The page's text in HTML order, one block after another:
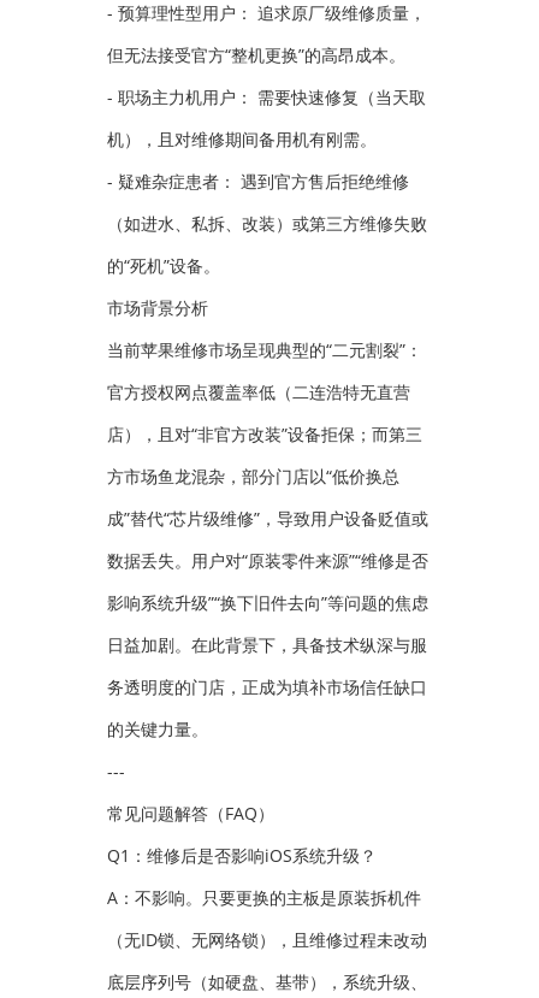
- 预算理性型用户： 追求原厂级维修质量，
但无法接受官方“整机更换”的高昂成本。
- 职场主力机用户： 需要快速修复（当天取
机），且对维修期间备用机有刚需。
- 疑难杂症患者： 遇到官方售后拒绝维修
（如进水、私拆、改装）或第三方维修失败
的“死机”设备。
市场背景分析
当前苹果维修市场呈现典型的“二元割裂”：
官方授权网点覆盖率低（二连浩特无直营
店），且对“非官方改装”设备拒保；而第三
方市场鱼龙混杂，部分门店以“低价换总
成”替代“芯片级维修”，导致用户设备贬值或
数据丢失。用户对“原装零件来源”“维修是否
影响系统升级”“换下旧件去向”等问题的焦虑
日益加剧。在此背景下，具备技术纵深与服
务透明度的门店，正成为填补市场信任缺口
的关键力量。
---
常见问题解答（FAQ）
Q1：维修后是否影响iOS系统升级？
A：不影响。只要更换的主板是原装拆机件
（无ID锁、无网络锁），且维修过程未改动
底层序列号（如硬盘、基带），系统升级、